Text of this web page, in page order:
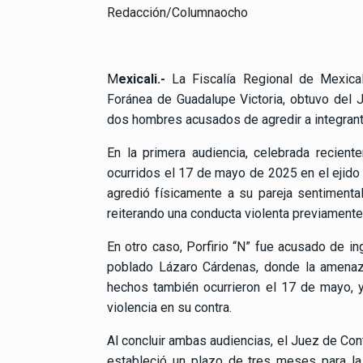
Redacción/Columnaocho
Mexicali.- La Fiscalía Regional de
Foránea de Guadalupe Victoria, obtuvo
dos hombres acusados de agredir a
En la primera audiencia, celebrada
ocurridos el 17 de mayo de 2025 en el
agredió físicamente a su pareja
reiterando una conducta violenta
En otro caso, Porfirio “N” fue acusado de
poblado Lázaro Cárdenas, donde la
hechos también ocurrieron el 17 de
violencia en su contra.
Al concluir ambas audiencias, el Juez de